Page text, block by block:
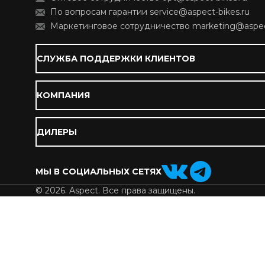
По вопросам гарантии service@aspect-bikes.ru
Маркетинговое сотрудничество
СЛУЖБА ПОДДЕРЖКИ КЛИЕНТОВ
КОМПАНИЯ
ДИЛЕРЫ
МЫ В СОЦИАЛЬНЫХ СЕТЯХ
© 2026. Aspect. Все права защищены.